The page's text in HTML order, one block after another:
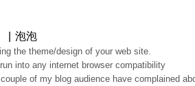
| 泡泡
the theme/design of your web site.
into any internet browser compatibility
of my blog audience have complained